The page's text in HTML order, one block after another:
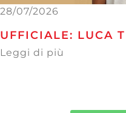
28/07/2026
UFFICIALE: LUCA
Leggi di più